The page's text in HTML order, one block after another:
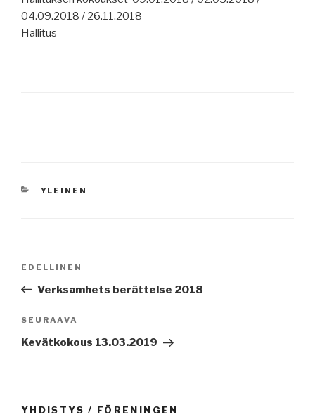
04.09.2018 / 26.11.2018
Hallitus
KATEGORIAT
YLEINEN
Edellinen
artikkeli
EDELLINEN
Verksamhets berättelse 2018
Seuraava
artikkeli
SEURAAVA
Kevätkokous 13.03.2019
YHDISTYS / FÖRENINGEN